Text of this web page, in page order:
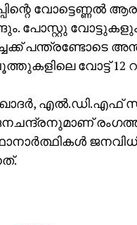
വോട്ടെണ്ണല്‍
പോസ്റ്റു
പന്ത്രണ്ടോടെ
വോട്ട് 12
എല്‍.ഡി.എഫ്
ജനവിധി